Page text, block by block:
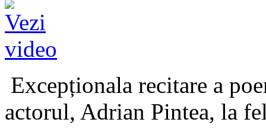
Excepționala recitare a
actorul, Adrian Pintea, la